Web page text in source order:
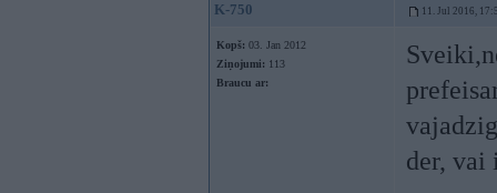
K-750 11. Jul 2016,
Kopš: 03. Jan 2012
Ziņojumi: 113
Braucu ar:
der, vai